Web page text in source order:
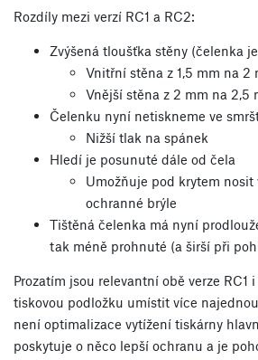
Rozdíly mezi verzí RC1 a RC2:
Zvýšená tloušťka stěny (čelenka
Vnitřní stěna z 1,5 mm na 2
Vnější stěna z 2 mm na 2,5
Čelenku nyní netiskneme ve
Nižší tlak na spánek
Hledí je posunuté dále od čela
Umožňuje pod krytem nosit
ochranné brýle
Tištěná čelenka má nyní
tak méně prohnuté (a širší při
Prozatím jsou relevantní obě verze RC1
tiskovou podložku umístit více
není optimalizace vytížení tiskárny
poskytuje o něco lepší ochranu a je